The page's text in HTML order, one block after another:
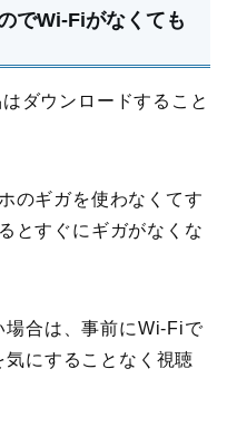
でWi-Fiがなくても
ダウンロードすること
のギガを使わなくてす
とすぐにギガがなくな
場合は、事前にWi-Fiで
にすることなく視聴